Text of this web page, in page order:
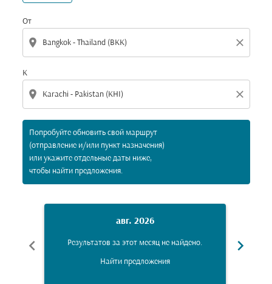
От
location_on close
К
location_on close
Попробуйте обновить свой маршрут
(отправление и/или пункт назначения)
или укажите отдельные даты ниже,
чтобы найти предложения.
chevron_left
авг. 2026
Результатов за этот месяц не найдено.
Найти предложения
chevron_right